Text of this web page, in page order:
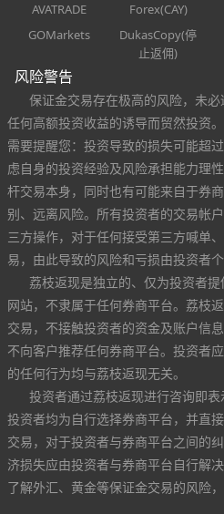
AVATRADE
Forex(CAY)
GOMarkets
DukasCopy(停
止返佣)
风险警告
保证金交易存在极高的风险，未
任何高额投资收益的诱导而贸然投资
需要提醒您：投资导致的损失可能超
虑自身的投资经验及风险承担能力理
杆交易本身，同时也有可能来自于券
别、远离风险。所有投资者的交易帐
三方操作，对于任何接受第三方喊单
易，由此导致的风险和亏损由投资者个
荔枝返现是独立的、仅为投资者
网站，不隶属于任何券商平台。荔枝
交易，不接触投资者的资金及账户信
不向客户推荐任何券商平台。投资者
的任何行为均与荔枝返现无关。
投资者通过荔枝返现进行咨询即
投资者均为自行选择券商平台，并直
交易，对于投资者与券商平台之间的
济损失应由投资者与券商平台自行解
了解外汇、黄金等保证金交易的风险